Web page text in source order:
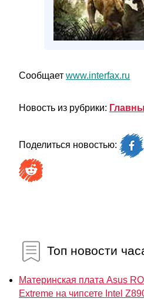
Сообщает www.interfax.ru
Новость из рубрики:
Поделиться новостью:
Топ новости
Материнская плата Asus
Extreme на чипсете Intel